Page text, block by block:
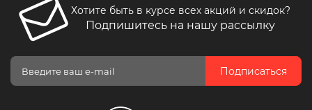
Хотите быть в курсе всех акций и скидок?
Подпишитесь на нашу рассылку
Подписаться